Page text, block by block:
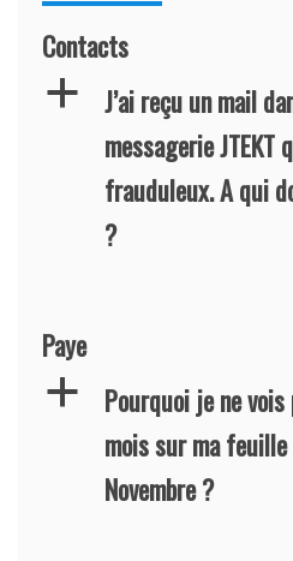
Contacts
a
J’ai reçu un mail
messagerie JTEKT
frauduleux. A qui
?
Paye
a
Pourquoi je ne
mois sur ma feuille
Novembre ?